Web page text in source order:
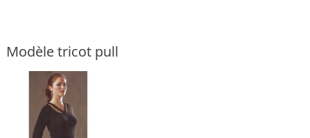
Modèle tricot pull